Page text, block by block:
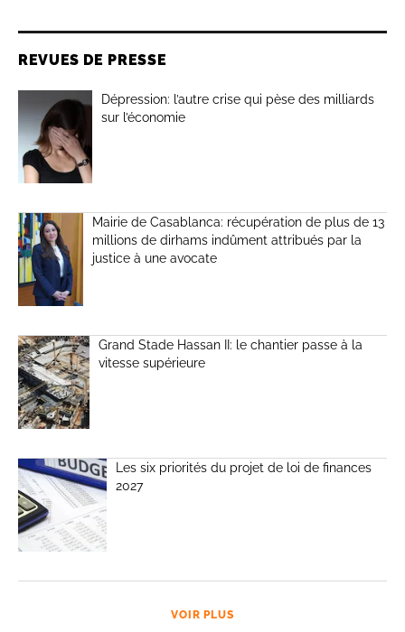
REVUES DE PRESSE
Dépression: l’autre crise qui pèse des milliards
sur l’économie
Mairie de Casablanca: récupération de plus de 13
millions de dirhams indûment attribués par la
justice à une avocate
Grand Stade Hassan II: le chantier passe à la
vitesse supérieure
Les six priorités du projet de loi de finances
2027
VOIR PLUS